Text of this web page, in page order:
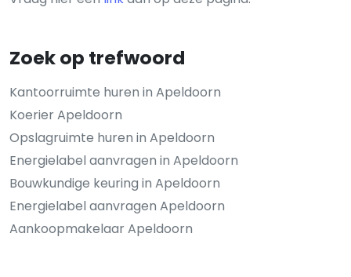
Zoek op trefwoord
Kantoorruimte huren in Apeldoorn
Koerier Apeldoorn
Opslagruimte huren in Apeldoorn
Energielabel aanvragen in Apeldoorn
Bouwkundige keuring in Apeldoorn
Energielabel aanvragen Apeldoorn
Aankoopmakelaar Apeldoorn